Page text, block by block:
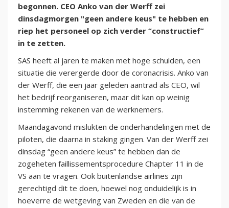
begonnen. CEO Anko van der Werff zei
dinsdagmorgen "geen andere keus" te hebben en
riep het personeel op zich verder “constructief”
in te zetten.
SAS heeft al jaren te maken met hoge schulden, een
situatie die verergerde door de coronacrisis. Anko van
der Werff, die een jaar geleden aantrad als CEO, wil
het bedrijf reorganiseren, maar dit kan op weinig
instemming rekenen van de werknemers.
Maandagavond mislukten de onderhandelingen met de
piloten, die daarna in staking gingen. Van der Werff zei
dinsdag “geen andere keus” te hebben dan de
zogeheten faillissementsprocedure Chapter 11 in de
VS aan te vragen. Ook buitenlandse airlines zijn
gerechtigd dit te doen, hoewel nog onduidelijk is in
hoeverre de wetgeving van Zweden en die van de